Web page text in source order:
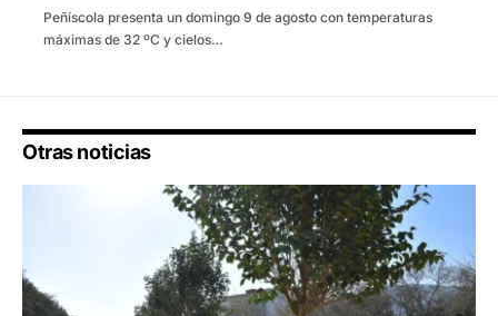
Peñíscola presenta un domingo 9 de agosto con temperaturas
máximas de 32 ºC y cielos…
Otras noticias